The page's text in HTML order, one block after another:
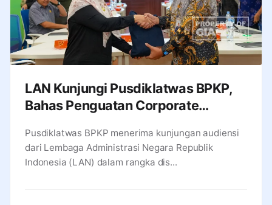
LAN Kunjungi Pusdiklatwas BPKP,
Bahas Penguatan Corporate
Pusdiklatwas BPKP menerima kunjungan audiensi
dari Lembaga Administrasi Negara Republik
Indonesia (LAN) dalam rangka dis...